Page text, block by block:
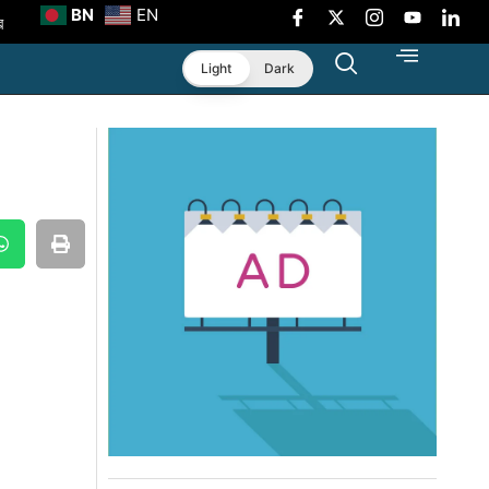
BN EN
Light Dark